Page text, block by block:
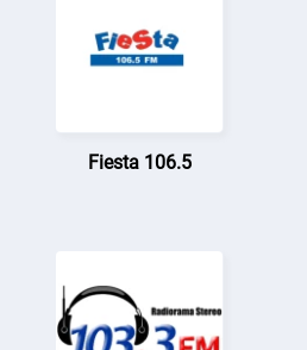
Fiesta 106.5